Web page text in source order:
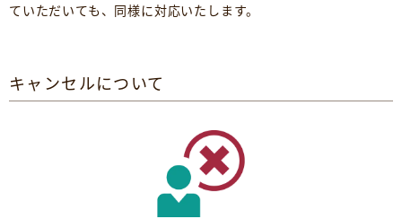
ていただいても、同様に対応いたします。
キャンセルについて